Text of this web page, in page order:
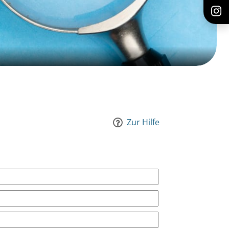
Zur Hilfe